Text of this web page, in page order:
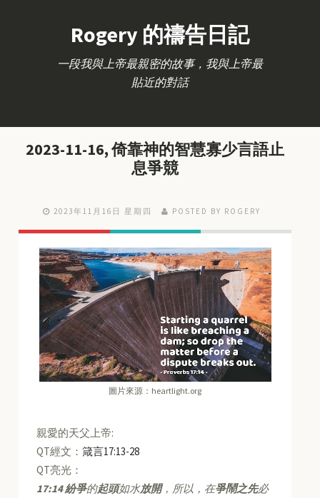
Rogery 的禱告日記
一段我與上帝最親密的故事，我與上帝最
貼近的對話
2023-11-16, 倚靠神的智慧寡少言語止
息爭競
2023年11月16日 星期四 POSTED BY ROGERY
圖片來源：heartlight.org
親愛的天父上帝:
QT經文：箴言17:13-28
QT亮光：
17:14紛爭的起頭如水放開，所以，在爭鬧之先必